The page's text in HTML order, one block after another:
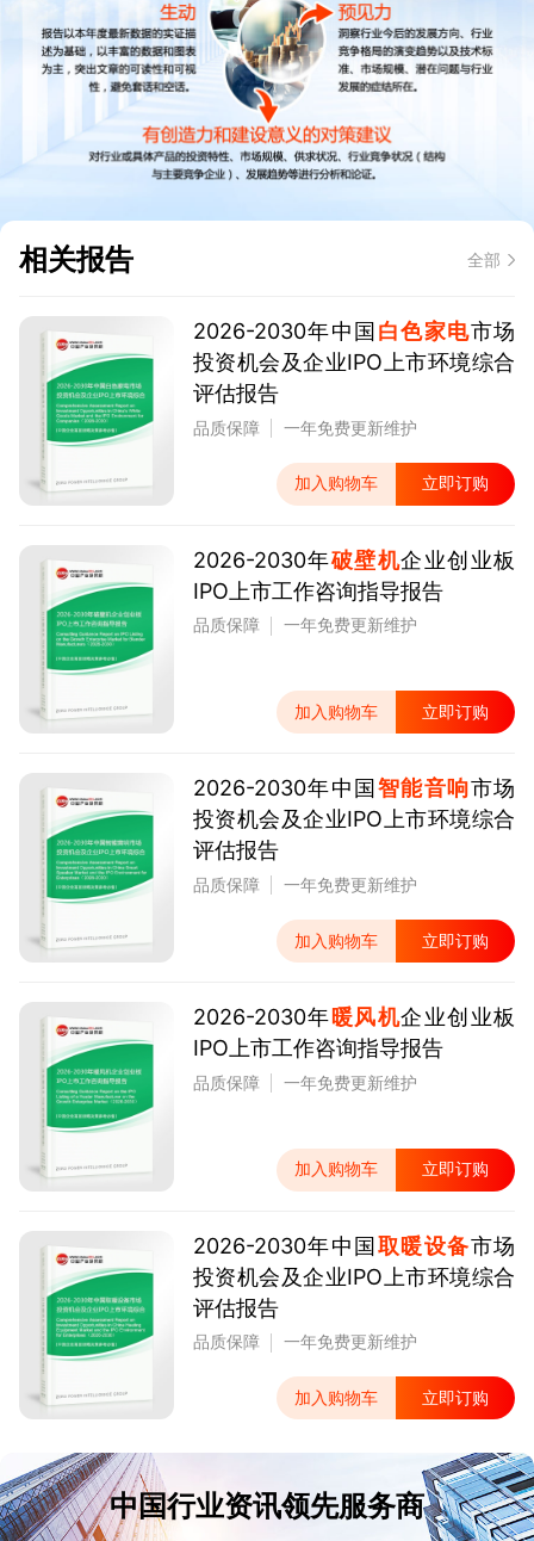
相关报告 全部
2026-2030年中国 白色家电市场
投资机会及企业IPO上市环境综合
评估报告
品质保障 一年免费更新维护
加入购物车 立即订购
2026-2030年破壁机企业创业板
IPO上市工作咨询指导报告
品质保障 一年免费更新维护
加入购物车 立即订购
2026-2030年中国 智能音响市场
投资机会及企业IPO上市环境综合
评估报告
品质保障 一年免费更新维护
加入购物车 立即订购
2026-2030年暖风机企业创业板
IPO上市工作咨询指导报告
品质保障 一年免费更新维护
加入购物车 立即订购
2026-2030年中国取暖设备市场
投资机会及企业IPO上市环境综合
评估报告
品质保障 一年免费更新维护
加入购物车 立即订购
中国行业资讯领先服务商